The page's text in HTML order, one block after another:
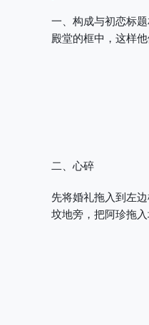
一、构成与初恋标
殿堂的框中，这样
二、心碎
先将婚礼拖入到左
坟地旁，把阿珍拖